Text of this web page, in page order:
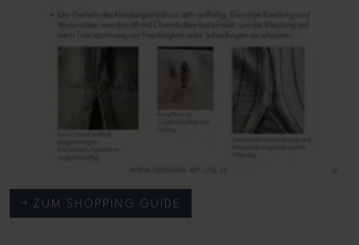
ZUM SHOPPING GUIDE